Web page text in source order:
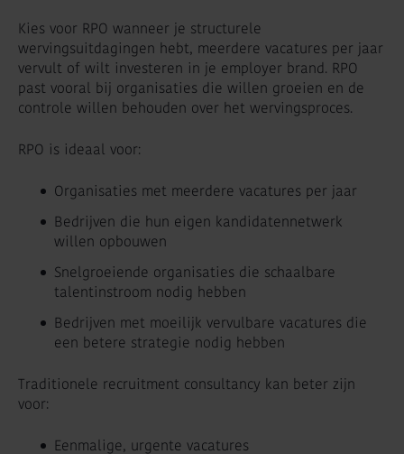
Kies voor RPO wanneer je structurele
wervingsuitdagingen hebt, meerdere vacatures per jaar
vervult of wilt investeren in je employer brand. RPO
past vooral bij organisaties die willen groeien en de
controle willen behouden over het wervingsproces.
RPO is ideaal voor:
Organisaties met meerdere vacatures per jaar
Bedrijven die hun eigen kandidatennetwerk
willen opbouwen
Snelgroeiende organisaties die schaalbare
talentinstroom nodig hebben
Bedrijven met moeilijk vervulbare vacatures die
een betere strategie nodig hebben
Traditionele recruitment consultancy kan beter zijn
voor:
Eenmalige, urgente vacatures